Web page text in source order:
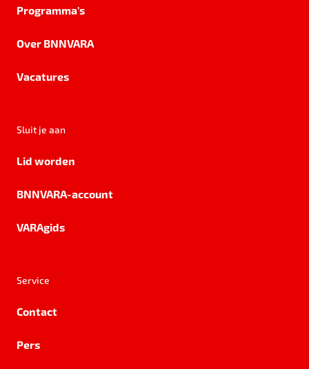
Programma's
Over BNNVARA
Vacatures
Sluit je aan
Lid worden
BNNVARA-account
VARAgids
Service
Contact
Pers